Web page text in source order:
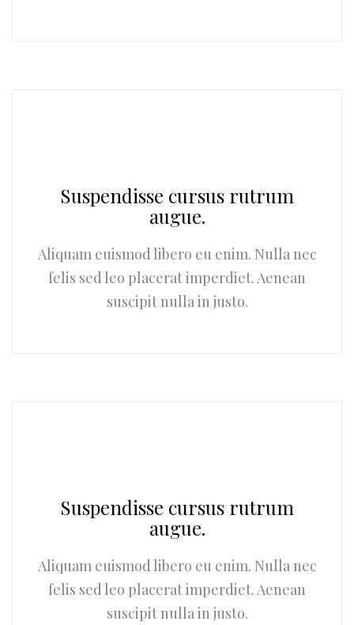
Suspendisse cursus rutrum
augue.
Aliquam euismod libero eu enim. Nulla nec
felis sed leo placerat imperdiet. Aenean
suscipit nulla in justo.
Suspendisse cursus rutrum
augue.
Aliquam euismod libero eu enim. Nulla nec
felis sed leo placerat imperdiet. Aenean
suscipit nulla in justo.